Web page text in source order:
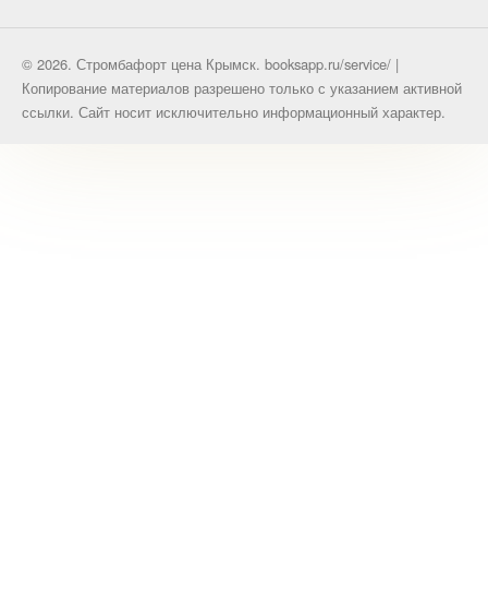
© 2026. Стромбафорт цена Крымск. booksapp.ru/service/ |
Копирование материалов разрешено только с указанием активной
ссылки. Сайт носит исключительно информационный характер.